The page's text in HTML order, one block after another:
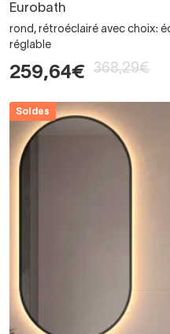
Eurobath
rond, rétroéclairé avec choix:
réglable
259,64€ 368,29€
Soldes